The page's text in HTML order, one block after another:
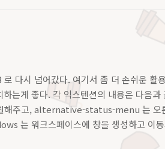
다시 넘어갔다. 여기서 좀 더 손쉬운 활
는게 좋다. 각 익스텐션의 내용은 다음
해주고, alternative-status-menu 는 오
는 워크스페이스에 창을 생성하고 이